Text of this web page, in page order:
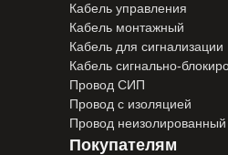
Кабель управления
Кабель монтажный
Кабель для сигнализации
Кабель сигнально-
Провод СИП
Провод с изоляцией
Провод неизолированный
Покупателям